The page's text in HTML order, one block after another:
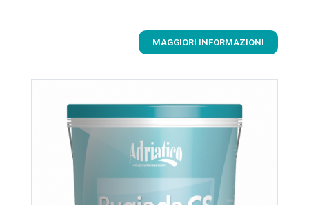
MAGGIORI INFORMAZIONI